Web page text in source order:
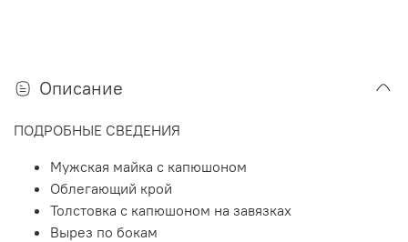
Описание
ПОДРОБНЫЕ СВЕДЕНИЯ
Мужская майка с капюшоном
Облегающий крой
Толстовка с капюшоном на завязках
Вырез по бокам